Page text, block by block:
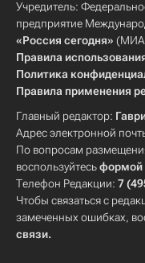
Учредитель:
предприятие
«Россия сегодня» (МИА
Правила
Политика
Правила применения
Главный редактор:
Адрес электронной
По вопросам
воспользуйтесьформой
Телефон Редакции: 7
Чтобы связаться с
замеченных ошибках,
связи.